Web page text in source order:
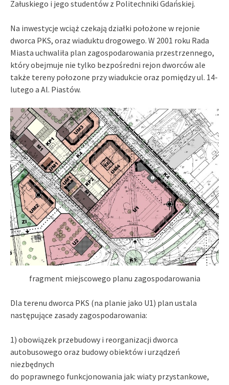
Załuskiego i jego studentów z Politechniki Gdańskiej.
Na inwestycje wciąż czekają działki położone w rejonie
dworca PKS, oraz wiaduktu drogowego. W 2001 roku Rada
Miasta uchwaliła plan zagospodarowania przestrzennego,
który obejmuje nie tylko bezpośredni rejon dworców ale
także tereny połozone przy wiadukcie oraz pomiędzy ul. 14-
lutego a Al. Piastów.
fragment miejscowego planu zagospodarowania
Dla terenu dworca PKS (na planie jako U1) plan ustala
następujące zasady zagospodarowania:
1) obowiązek przebudowy i reorganizacji dworca
autobusowego oraz budowy obiektów i urządzeń
niezbędnych
do poprawnego funkcjonowania jak: wiaty przystankowe,